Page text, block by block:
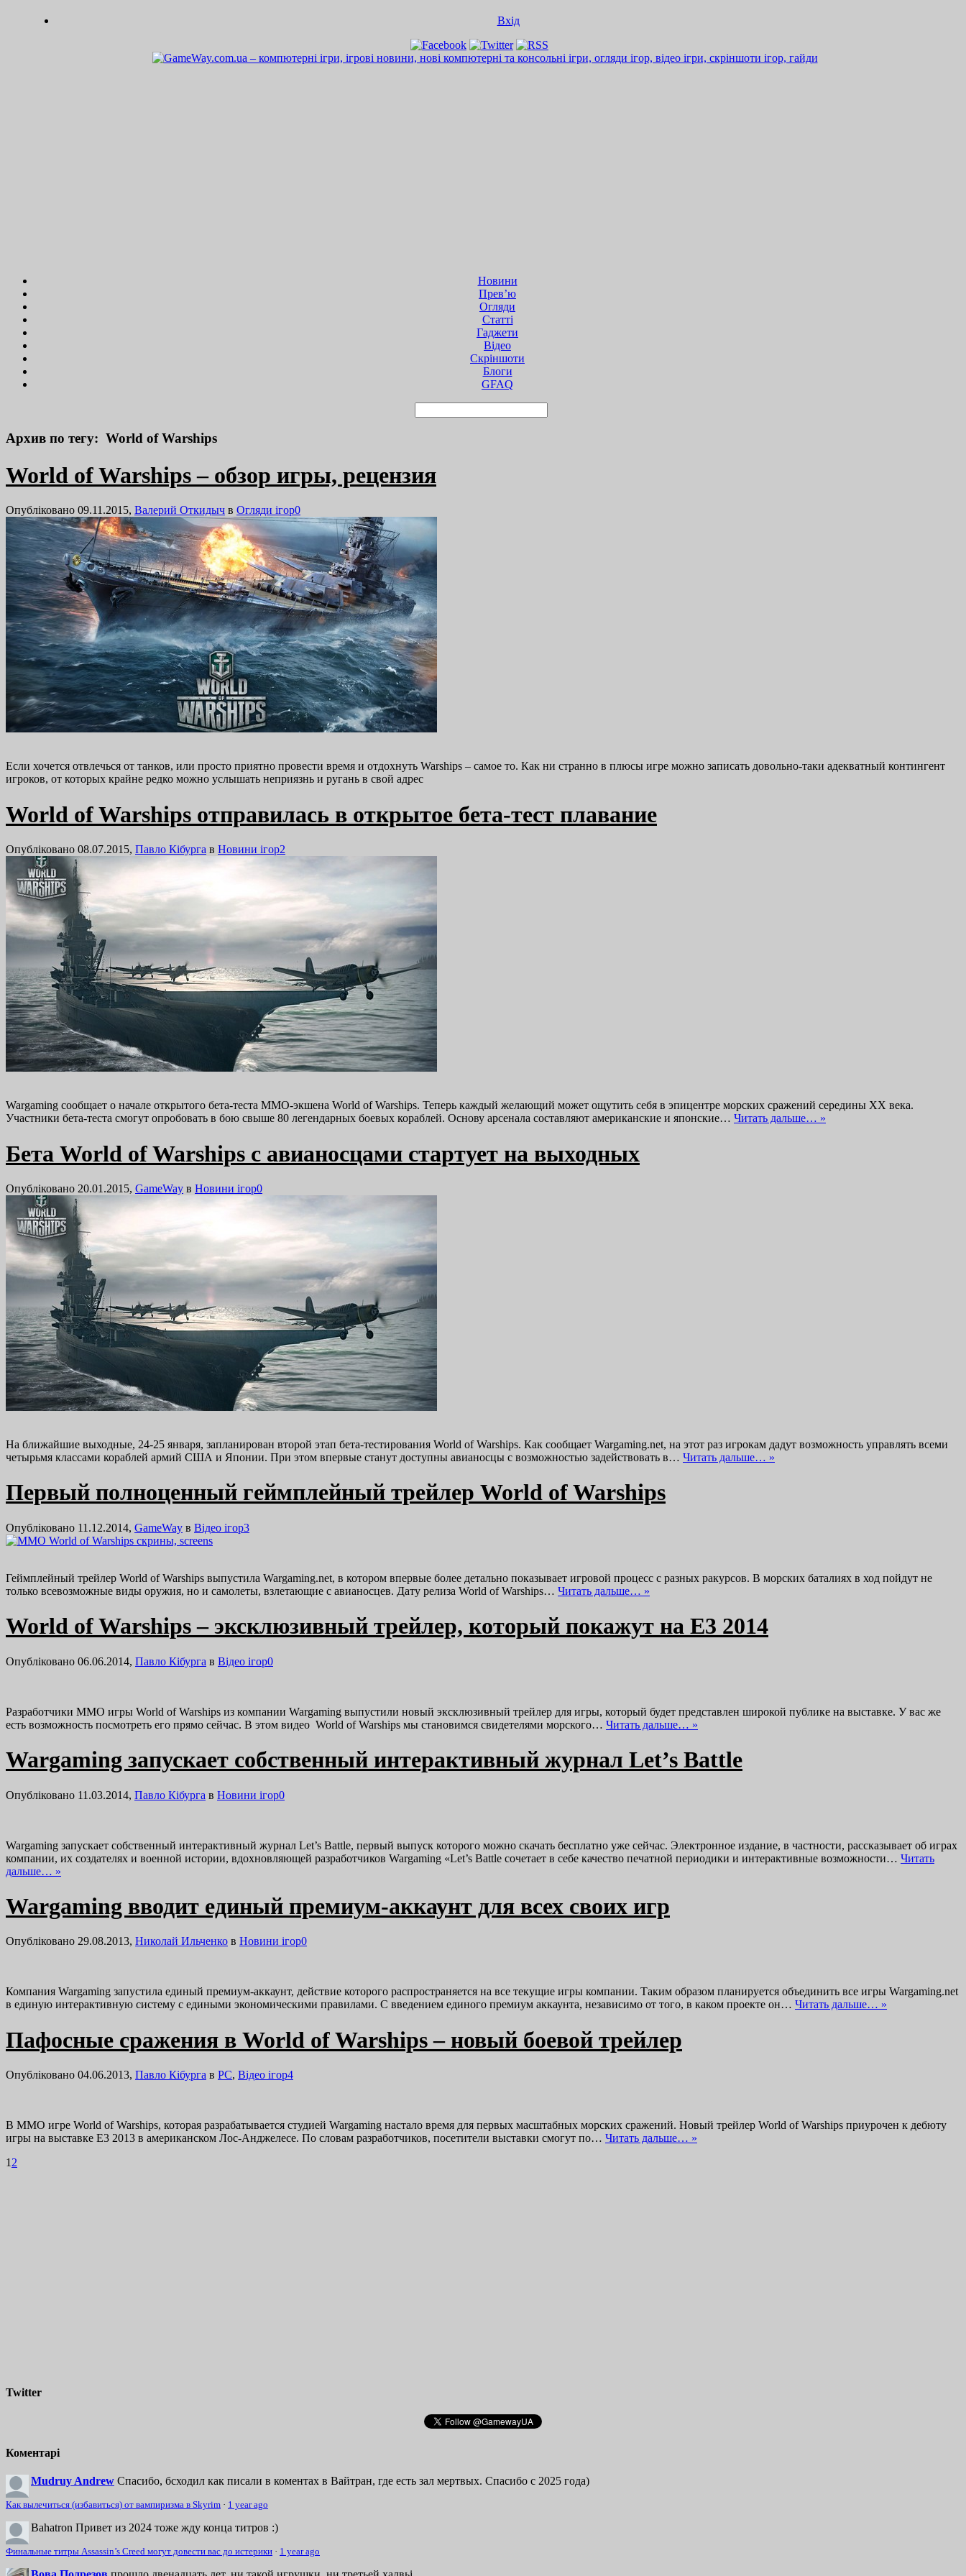
Вхід
Новини
Прев’ю
Огляди
Статті
Гаджети
Відео
Cкріншоти
Блоги
GFAQ
Архив по тегу: World of Warships
World of Warships – обзор игры, рецензия
Опубліковано 09.11.2015, Валерий Откидыч в Огляди ігор0
Если хочется отвлечься от танков, или просто приятно провести время и отдохнуть Warships – самое то. Как ни странно в плюсы игре можно записать довольно-таки адекватный контингент
игроков, от которых крайне редко можно услышать неприязнь и ругань в свой адрес
World of Warships отправилась в открытое бета-тест плавание
Опубліковано 08.07.2015, Павло Кібурга в Новини ігор2
Wargaming сообщает о начале открытого бета-теста MMO-экшена World of Warships. Теперь каждый желающий может ощутить себя в эпицентре морских сражений середины XX века.
Участники бета-теста смогут опробовать в бою свыше 80 легендарных боевых кораблей. Основу арсенала составляют американские и японские… Читать дальше… »
Бета World of Warships с авианосцами стартует на выходных
Опубліковано 20.01.2015, GameWay в Новини ігор0
На ближайшие выходные, 24-25 января, запланирован второй этап бета-тестирования World of Warships. Как сообщает Wargaming.net, на этот раз игрокам дадут возможность управлять всеми
четырьмя классами кораблей армий США и Японии. При этом впервые станут доступны авианосцы с возможностью задействовать в… Читать дальше… »
Первый полноценный геймплейный трейлер World of Warships
Опубліковано 11.12.2014, GameWay в Відео ігор3
Геймплейный трейлер World of Warships выпустила Wargaming.net, в котором впервые более детально показывает игровой процесс с разных ракурсов. В морских баталиях в ход пойдут не
только всевозможные виды оружия, но и самолеты, взлетающие с авианосцев. Дату релиза World of Warships… Читать дальше… »
World of Warships – эксклюзивный трейлер, который покажут на Е3 2014
Опубліковано 06.06.2014, Павло Кібурга в Відео ігор0
Разработчики MMO игры World of Warships из компании Wargaming выпустили новый эксклюзивный трейлер для игры, который будет представлен широкой публике на выставке. У вас же
есть возможность посмотреть его прямо сейчас. В этом видео World of Warships мы становимся свидетелями морского… Читать дальше… »
Wargaming запускает собственный интерактивный журнал Let’s Battle
Опубліковано 11.03.2014, Павло Кібурга в Новини ігор0
Wargaming запускает собственный интерактивный журнал Let’s Battle, первый выпуск которого можно скачать бесплатно уже сейчас. Электронное издание, в частности, рассказывает об играх
компании, их создателях и военной истории, вдохновляющей разработчиков Wargaming «Let’s Battle сочетает в себе качество печатной периодики и интерактивные возможности… Читать
дальше… »
Wargaming вводит единый премиум-аккаунт для всех своих игр
Опубліковано 29.08.2013, Николай Ильченко в Новини ігор0
Компания Wargaming запустила единый премиум-аккаунт, действие которого распространяется на все текущие игры компании. Таким образом планируется объединить все игры Wargaming.net
в единую интерактивную систему с едиными экономическими правилами. С введением единого премиум аккаунта, независимо от того, в каком проекте он… Читать дальше… »
Пафосные сражения в World of Warships – новый боевой трейлер
Опубліковано 04.06.2013, Павло Кібурга в PC, Відео ігор4
В MMO игре World of Warships, которая разрабатывается студией Wargaming настало время для первых масштабных морских сражений. Новый трейлер World of Warships приурочен к дебюту
игры на выставке E3 2013 в американском Лос-Анджелесе. По словам разработчиков, посетители выставки смогут по… Читать дальше… »
1 2
Twitter
Коментарі
Mudruy Andrew Спасибо, бсходил как писали в коментах в Вайтран, где есть зал мертвых. Спасибо с 2025 года)
Как вылечиться (избавиться) от вампиризма в Skyrim · 1 year ago
Bahatron Привет из 2024 тоже жду конца титров :)
Финальные титры Assassin’s Creed могут довести вас до истерики · 1 year ago